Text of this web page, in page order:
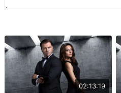
02:13:19